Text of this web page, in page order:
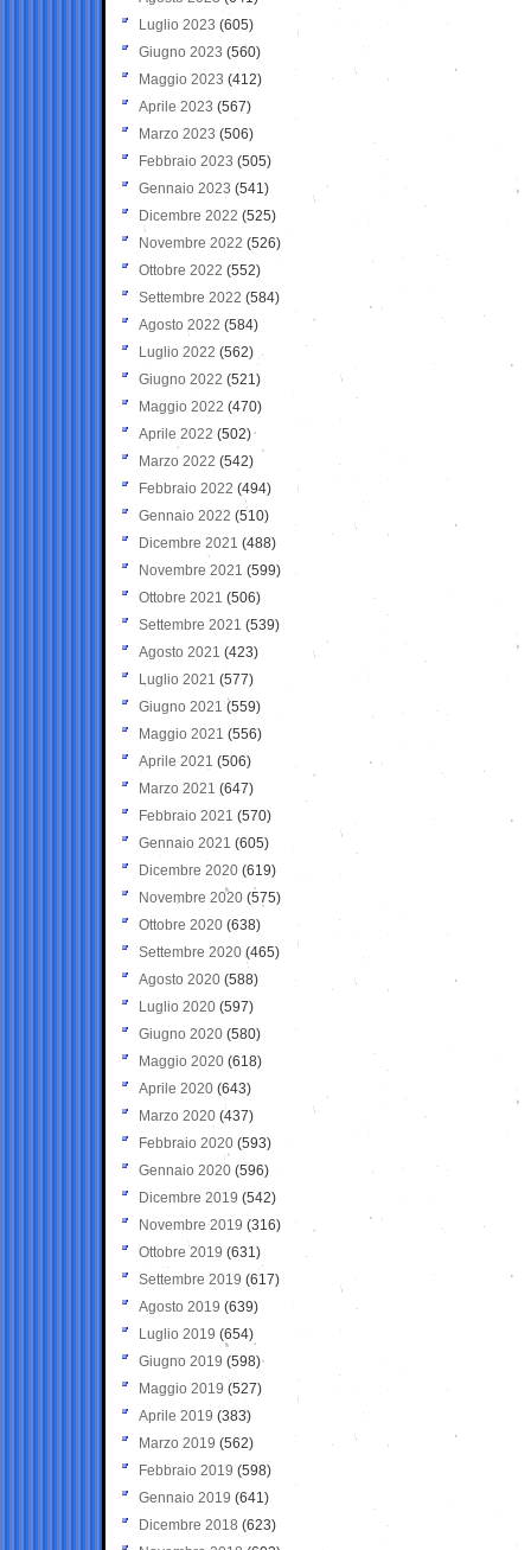
Luglio 2023 (605)
Giugno 2023 (560)
Maggio 2023 (412)
Aprile 2023 (567)
Marzo 2023 (506)
Febbraio 2023 (505)
Gennaio 2023 (541)
Dicembre 2022 (525)
Novembre 2022 (526)
Ottobre 2022 (552)
Settembre 2022 (584)
Agosto 2022 (584)
Luglio 2022 (562)
Giugno 2022 (521)
Maggio 2022 (470)
Aprile 2022 (502)
Marzo 2022 (542)
Febbraio 2022 (494)
Gennaio 2022 (510)
Dicembre 2021 (488)
Novembre 2021 (599)
Ottobre 2021 (506)
Settembre 2021 (539)
Agosto 2021 (423)
Luglio 2021 (577)
Giugno 2021(559)
Maggio 2021 (556)
Aprile 2021 (506)
Marzo 2021 (647)
Febbraio 2021 (570)
Gennaio 2021 (605)
Dicembre 2020 (619)
Novembre 2020 (575)
Ottobre 2020 (638)
Settembre 2020(465)
Agosto 2020 (588)
Luglio 2020 (597)
Giugno 2020 (580)
Maggio 2020 (618)
Aprile 2020 (643)
Marzo 2020 (437)
Febbraio 2020 (593)
Gennaio 2020 (596)
Dicembre 2019 (542)
Novembre 2019 (316)
Ottobre 2019 (631)
Settembre 2019 (617)
Agosto 2019 (639)
Luglio 2019 (654)
Giugno 2019 (598)
Maggio 2019 (527)
Aprile 2019 (383)
Marzo 2019 (562)
Febbraio 2019 (598)
Gennaio 2019 (641)
Dicembre 2018 (623)